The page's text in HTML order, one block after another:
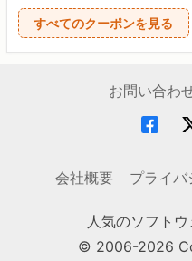
すべてのクーポンを見る
お問い合わ
会社概要 プライバ
人気のソフト
© 2006-2026